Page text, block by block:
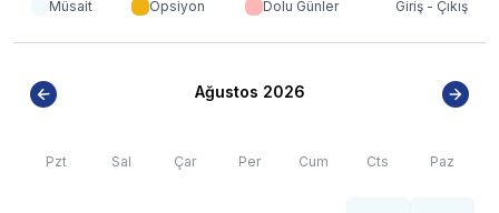
olsa internet, elektrik ve su kesintileri yaşanabilmektedir.
Müsait Opsiyon Dolu Günler Giriş - Çıkış
Ağustos 2026
Pzt Sal Çar Per Cum Cts Paz